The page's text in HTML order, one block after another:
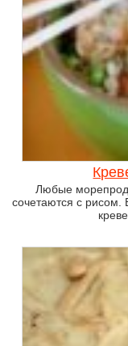
Любые
сочетаются с рисом.